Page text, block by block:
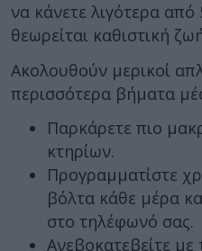
να κάνετε λιγότερα
θεωρείται καθιστική
Ακολουθούν μερικοί
περισσότερα βήματα
Παρκάρετε πιο
κτηρίων.
Προγραμματίστε
βόλτα κάθε μέρα
στο τηλέφωνό σας.
Ανεβοκατεβείτε με